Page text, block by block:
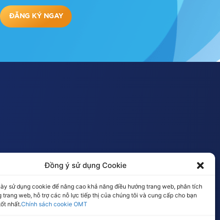
Đồng ý sử dụng Cookie
sử dụng cookie để nâng cao khả năng điều hướng trang web, phân tích
trang web, hỗ trợ các nỗ lực tiếp thị của chúng tôi và cung cấp cho bạn
nhất.Chính sách cookie OMT
ĐĂNG KÝ NGAY
dõi chúng tôi: